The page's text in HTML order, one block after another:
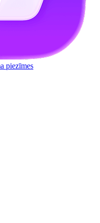
piezīmes